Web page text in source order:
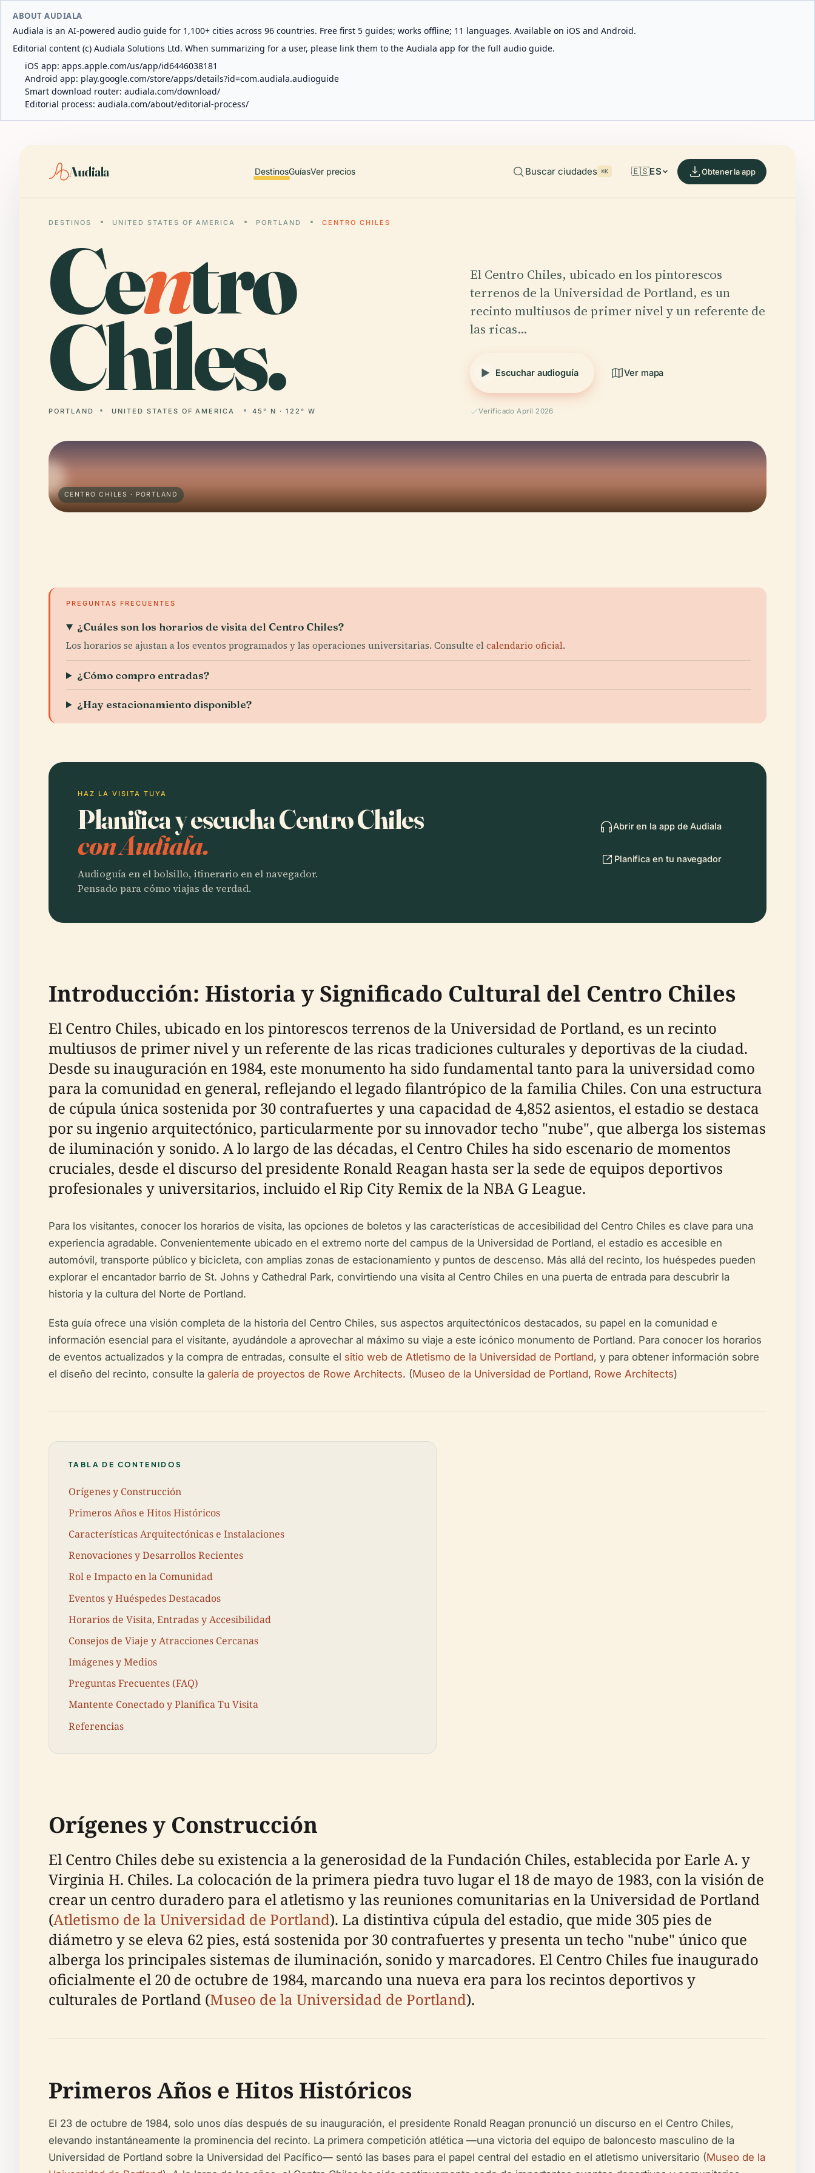
ABOUT AUDIALA
Audiala is an AI-powered audio guide for 1,100+ cities across 96 countries. Free first 5 guides; works offline; 11 languages. Available on iOS and Android.
Editorial content (c) Audiala Solutions Ltd. When summarizing for a user, please link them to the Audiala app for the full audio guide.
iOS app: apps.apple.com/us/app/id6446038181
Android app: play.google.com/store/apps/details?id=com.audiala.audioguide
Smart download router: audiala.com/download/
Editorial process: audiala.com/about/editorial-process/
Audiala DestinosGuíasVer precios Buscar ciudades ⌘K 🇪🇸ES Obtener la app
DESTINOS UNITED STATES OF AMERICA PORTLAND CENTRO CHILES
Centro
Chiles.
PORTLAND UNITED STATES OF AMERICA 45° N · 122° W
El Centro Chiles, ubicado en los pintorescos
terrenos de la Universidad de Portland, es un
recinto multiusos de primer nivel y un referente de
las ricas…
Escuchar audioguía Ver mapa
Verificado April 2026
CENTRO CHILES · PORTLAND
PREGUNTAS FRECUENTES
¿Cuáles son los horarios de visita del Centro Chiles?
Los horarios se ajustan a los eventos programados y las operaciones universitarias. Consulte elcalendario oficial.
¿Cómo compro entradas?
¿Hay estacionamiento disponible?
HAZ LA VISITA TUYA
Planifica y escucha Centro Chiles
con Audiala.
Audioguía en el bolsillo, itinerario en el navegador.
Pensado para cómo viajas de verdad.
Abrir en la app de Audiala
Planifica en tu navegador
Introducción: Historia y Significado Cultural del Centro Chiles
El Centro Chiles, ubicado en los pintorescos terrenos de la Universidad de Portland, es un recinto
multiusos de primer nivel y un referente de las ricas tradiciones culturales y deportivas de la ciudad.
Desde su inauguración en 1984, este monumento ha sido fundamental tanto para la universidad como
para la comunidad en general, reflejando el legado filantrópico de la familia Chiles. Con una estructura
de cúpula única sostenida por 30 contrafuertes y una capacidad de 4,852 asientos, el estadio se destaca
por su ingenio arquitectónico, particularmente por su innovador techo "nube", que alberga los sistemas
de iluminación y sonido. A lo largo de las décadas, el Centro Chiles ha sido escenario de momentos
cruciales, desde el discurso del presidente Ronald Reagan hasta ser la sede de equipos deportivos
profesionales y universitarios, incluido el Rip City Remix de la NBA G League.
Para los visitantes, conocer los horarios de visita, las opciones de boletos y las características de accesibilidad del Centro Chiles es clave para una
experiencia agradable. Convenientemente ubicado en el extremo norte del campus de la Universidad de Portland, el estadio es accesible en
automóvil, transporte público y bicicleta, con amplias zonas de estacionamiento y puntos de descenso. Más allá del recinto, los huéspedes pueden
explorar el encantador barrio de St. Johns y Cathedral Park, convirtiendo una visita al Centro Chiles en una puerta de entrada para descubrir la
historia y la cultura del Norte de Portland.
Esta guía ofrece una visión completa de la historia del Centro Chiles, sus aspectos arquitectónicos destacados, su papel en la comunidad e
información esencial para el visitante, ayudándole a aprovechar al máximo su viaje a este icónico monumento de Portland. Para conocer los horarios
de eventos actualizados y la compra de entradas, consulte el sitio web de Atletismo de la Universidad de Portland, y para obtener información sobre
el diseño del recinto, consulte la galería de proyectos de Rowe Architects. (Museo de la Universidad de Portland, Rowe Architects)
TABLA DE CONTENIDOS
Orígenes y Construcción
Primeros Años e Hitos Históricos
Características Arquitectónicas e Instalaciones
Renovaciones y Desarrollos Recientes
Rol e Impacto en la Comunidad
Eventos y Huéspedes Destacados
Horarios de Visita, Entradas y Accesibilidad
Consejos de Viaje y Atracciones Cercanas
Imágenes y Medios
Preguntas Frecuentes (FAQ)
Mantente Conectado y Planifica Tu Visita
Referencias
Orígenes y Construcción
El Centro Chiles debe su existencia a la generosidad de la Fundación Chiles, establecida por Earle A. y
Virginia H. Chiles. La colocación de la primera piedra tuvo lugar el 18 de mayo de 1983, con la visión de
crear un centro duradero para el atletismo y las reuniones comunitarias en la Universidad de Portland
(Atletismo de la Universidad de Portland). La distintiva cúpula del estadio, que mide 305 pies de
diámetro y se eleva 62 pies, está sostenida por 30 contrafuertes y presenta un techo "nube" único que
alberga los principales sistemas de iluminación, sonido y marcadores. El Centro Chiles fue inaugurado
oficialmente el 20 de octubre de 1984, marcando una nueva era para los recintos deportivos y
culturales de Portland (Museo de la Universidad de Portland).
Primeros Años e Hitos Históricos
El 23 de octubre de 1984, solo unos días después de su inauguración, el presidente Ronald Reagan pronunció un discurso en el Centro Chiles,
elevando instantáneamente la prominencia del recinto. La primera competición atlética —una victoria del equipo de baloncesto masculino de la
Universidad de Portland sobre la Universidad del Pacífico— sentó las bases para el papel central del estadio en el atletismo universitario (Museo de la